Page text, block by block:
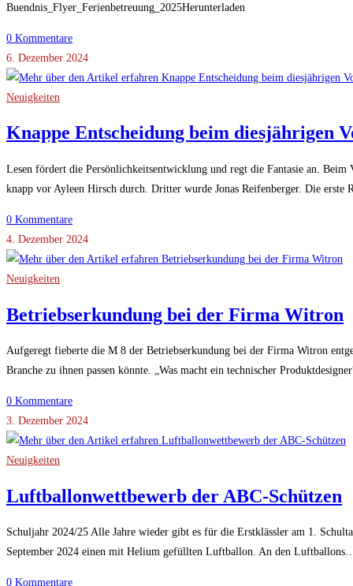
Buendnis_Flyer_Ferienbetreuung_2025Herunterladen
0 Kommentare
6. Dezember 2024
Neuigkeiten
Knappe Entscheidung beim diesjährigen
Lesen fördert die Persönlichkeitsentwicklung und regt die Fantasie an. Beim
knapp vor Ayleen Hirsch durch. Dritter wurde Jonas Reifenberger. Die erste
0 Kommentare
4. Dezember 2024
Neuigkeiten
Betriebserkundung bei der Firma Witron
Aufgeregt fieberte die M 8 der Betriebserkundung bei der Firma Witron
Branche zu ihnen passen könnte. „Was macht ein technischer
0 Kommentare
3. Dezember 2024
Neuigkeiten
Luftballonwettbewerb der ABC-Schützen
Schuljahr 2024/25 Alle Jahre wieder gibt es für die Erstklässler am 1.
September 2024 einen mit Helium gefüllten Luftballon. An den
0 Kommentare